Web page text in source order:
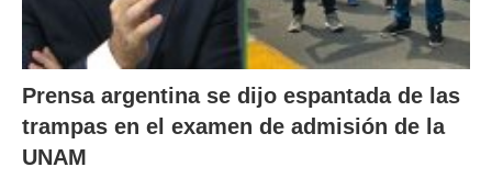
Prensa argentina se dijo espantada de las
trampas en el examen de admisión de la
UNAM